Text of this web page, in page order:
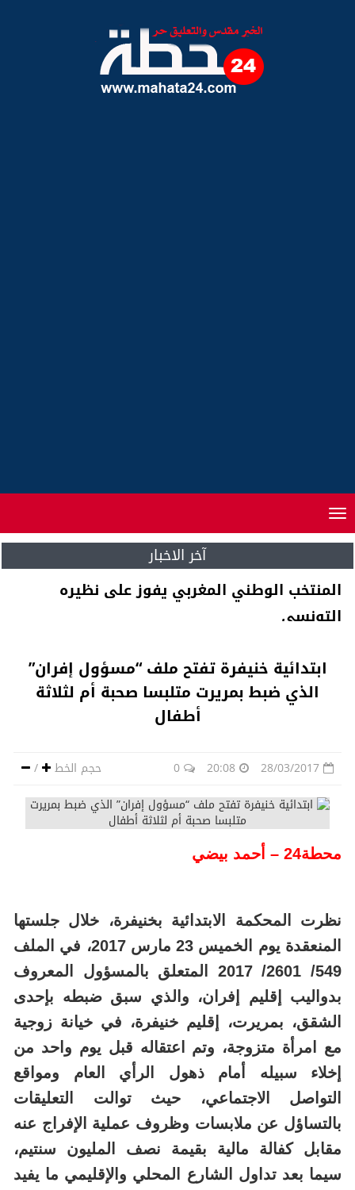
Toggle
navigation
آخر الاخبار
المنتخب الوطني المغربي يفوز على نظيره
التونسي
ابتدائية خنيفرة تفتح ملف “مسؤول إفران”
الذي ضبط بمريرت متلبسا صحبة أم لثلاثة
أطفال
حجم الخط / 28/03/2017
20:08
0
محطة24 – أحمد بيضي
نظرت المحكمة الابتدائية بخنيفرة، خلال جلستها
المنعقدة يوم الخميس 23 مارس 2017، في الملف
549/ 2601/ 2017 المتعلق بالمسؤول المعروف
بدواليب إقليم إفران، والذي سبق ضبطه بإحدى
الشقق، بمريرت، إقليم خنيفرة، في خيانة زوجية
مع امرأة متزوجة، وتم اعتقاله قبل يوم واحد من
إخلاء سبيله أمام ذهول الرأي العام ومواقع
التواصل الاجتماعي، حيث توالت التعليقات
بالتساؤل عن ملابسات وظروف عملية الإفراج عنه
مقابل كفالة مالية بقيمة نصف المليون سنتيم،
سيما بعد تداول الشارع المحلي والإقليمي ما يفيد